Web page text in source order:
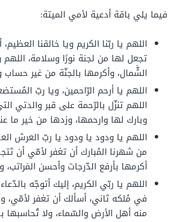
فيما يلي باقة أدعية لأمي الميتة:
اللهم يا ربّنا الكريم ويا خالقنا
تجعل لها من لجنة نورًا وسلامة،
الشَّمال، وأكرمها بالجنّة من غير
اللهم يا أرحم الرّاحمين، ويا ربّ
اللهم تنزّل بالرّحمة على قبر والدتي
وبارك لها وارحمها، وزدها من خير ما
اللهم يا ودود يا ودود يا ربّ العرش
من شهرنا المُبارك أن تغفر لأمّي أن
أكرمها بأرفع الدّرجات وأحسن
اللهم يا ربّي الكريم، إليك أتوجّه
في مُلكه ثاني، أسألك أن تغفر لأمّي،
منه أهل الأرض والسّماء، ولا تُحاسبها